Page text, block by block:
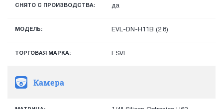
СНЯТО С ПРОИЗВОДСТВА: да
МОДЕЛЬ: EVL-DN-H11B (2.8)
ТОРГОВАЯ МАРКА: ESVI
Камера